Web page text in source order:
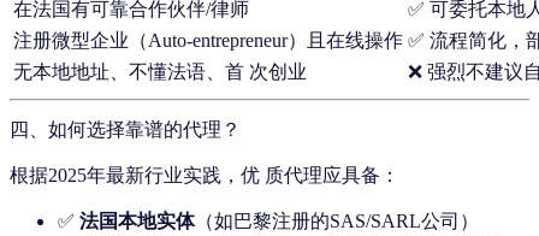
在法国有可靠合作伙伴/律师
✅ 可委托本地
注册微型企业（Auto-entrepreneur）且在线操作 ✅ 流程简化，
无本地地址、不懂法语、首 次创业
❌ 强烈不建议
四、如何选择靠谱的代理？
根据2025年最新行业实践，优 质代理应具备：
✅ 法国本地实体（如巴黎注册的SAS/SARL公司）